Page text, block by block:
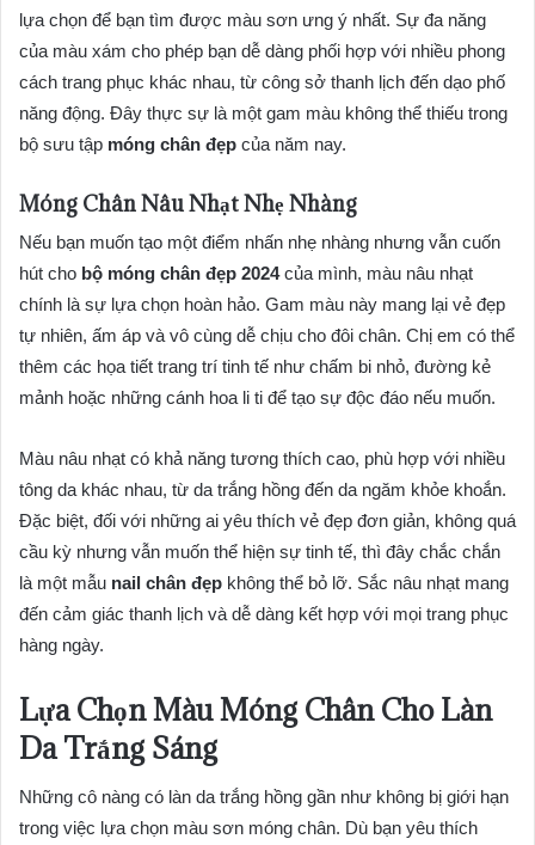
lựa chọn để bạn tìm được màu sơn ưng ý nhất. Sự đa năng
của màu xám cho phép bạn dễ dàng phối hợp với nhiều phong
cách trang phục khác nhau, từ công sở thanh lịch đến dạo phố
năng động. Đây thực sự là một gam màu không thể thiếu trong
bộ sưu tập móng chân đẹp của năm nay.
Móng Chân Nâu Nhạt Nhẹ Nhàng
Nếu bạn muốn tạo một điểm nhấn nhẹ nhàng nhưng vẫn cuốn
hút cho bộ móng chân đẹp 2024của mình, màu nâu nhạt
chính là sự lựa chọn hoàn hảo. Gam màu này mang lại vẻ đẹp
tự nhiên, ấm áp và vô cùng dễ chịu cho đôi chân. Chị em có thể
thêm các họa tiết trang trí tinh tế như chấm bi nhỏ, đường kẻ
mảnh hoặc những cánh hoa li ti để tạo sự độc đáo nếu muốn.
Màu nâu nhạt có khả năng tương thích cao, phù hợp với nhiều
tông da khác nhau, từ da trắng hồng đến da ngăm khỏe khoắn.
Đặc biệt, đối với những ai yêu thích vẻ đẹp đơn giản, không quá
cầu kỳ nhưng vẫn muốn thể hiện sự tinh tế, thì đây chắc chắn
là một mẫu nail chân đẹp không thể bỏ lỡ. Sắc nâu nhạt mang
đến cảm giác thanh lịch và dễ dàng kết hợp với mọi trang phục
hàng ngày.
Lựa Chọn Màu Móng Chân Cho Làn
Da Trắng Sáng
Những cô nàng có làn da trắng hồng gần như không bị giới hạn
trong việc lựa chọn màu sơn móng chân. Dù bạn yêu thích